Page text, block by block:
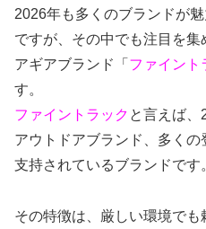
2026年も多くのブランドが
ですが、その中でも注目を
アギアブランド「 ファイント
す。
ファイントラック と言えば、
アウトドアブランド、多く
支持されているブランドです
その特徴は、厳しい環境で